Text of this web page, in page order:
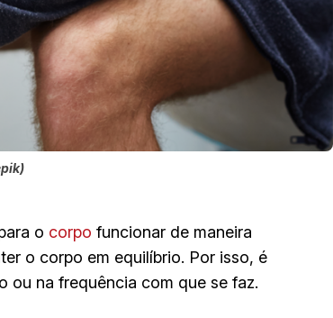
o corpo funcionar de maneira
o corpo em equilíbrio. Por isso, é
ou na frequência com que se faz.